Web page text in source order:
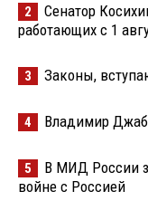
2
Сенатор
работающих с 1
3 Законы,
4 Владимир
5
В МИД России
войне с Россией